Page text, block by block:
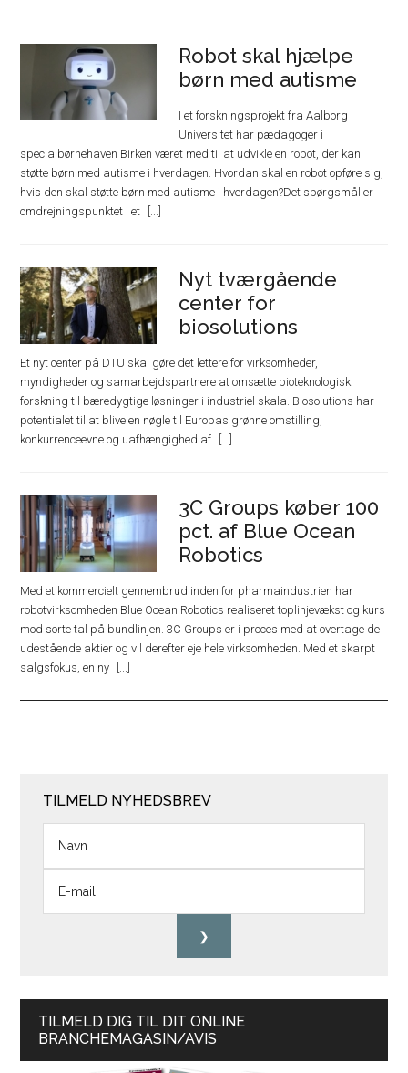
Robot skal hjælpe
børn med autisme
I et forskningsprojekt fra Aalborg
Universitet har pædagoger i
specialbørnehaven Birken været med til at udvikle en robot, der kan
støtte børn med autisme i hverdagen. Hvordan skal en robot opføre sig,
hvis den skal støtte børn med autisme i hverdagen?Det spørgsmål er
omdrejningspunktet i et
Nyt tværgående
center for
biosolutions
Et nyt center på DTU skal gøre det lettere for virksomheder,
myndigheder og samarbejdspartnere at omsætte bioteknologisk
forskning til bæredygtige løsninger i industriel skala. Biosolutions har
potentialet til at blive en nøgle til Europas grønne omstilling,
konkurrenceevne og uafhængighed af
3C Groups køber 100
pct. af Blue Ocean
Robotics
Med et kommercielt gennembrud inden for pharmaindustrien har
robotvirksomheden Blue Ocean Robotics realiseret toplinjevækst og kurs
mod sorte tal på bundlinjen. 3C Groups er i proces med at overtage de
udestående aktier og vil derefter eje hele virksomheden. Med et skarpt
salgsfokus, en ny
TILMELD NYHEDSBREV
TILMELD DIG TIL DIT ONLINE
BRANCHEMAGASIN/AVIS